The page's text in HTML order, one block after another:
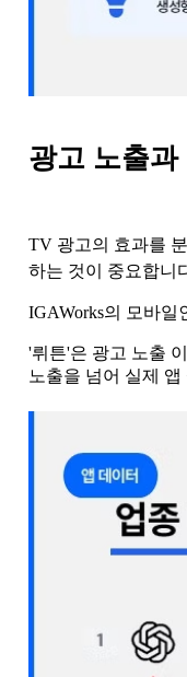
광고 노출
TV 광고의 효과를
하는 것이 중요합니
IGAWorks의 모바
'뤼튼'은 광고 노출
노출을 넘어 실제